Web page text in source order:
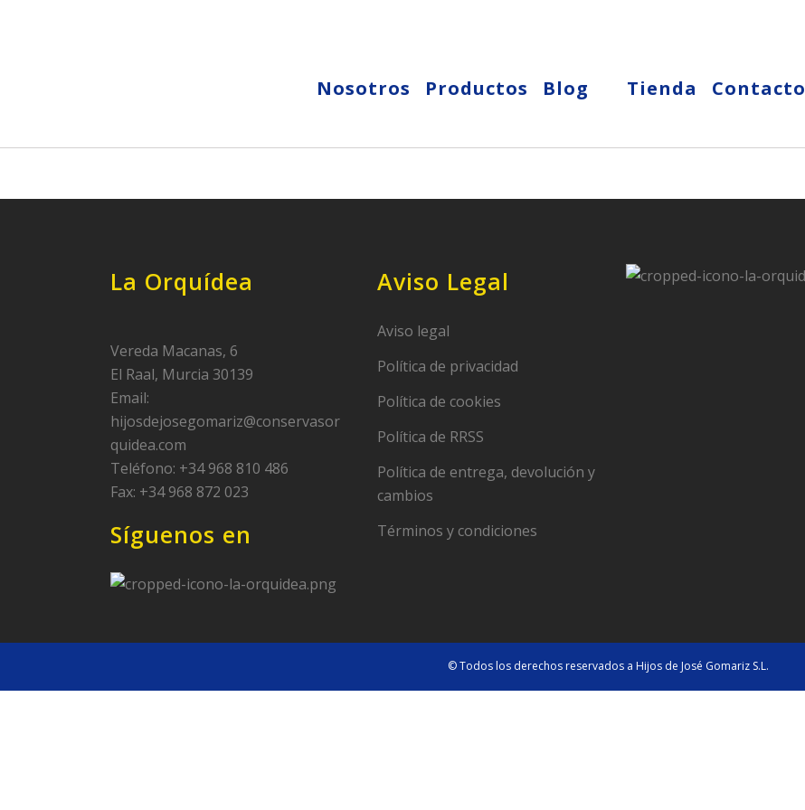
Nosotros Productos Blog Tienda Contacto
La Orquídea
Vereda Macanas, 6
El Raal, Murcia 30139
Email:
hijosdejosegomariz@conservasor
quidea.com
Teléfono: +34 968 810 486
Fax: +34 968 872 023
Síguenos en
Aviso Legal
Aviso legal
Política de privacidad
Política de cookies
Política de RRSS
Política de entrega, devolución y
cambios
Términos y condiciones
© Todos los derechos reservados a Hijos de José Gomariz S.L.